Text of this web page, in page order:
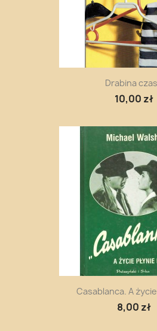
Drabina
10,00 zł
Casablanca. A
8,00 zł